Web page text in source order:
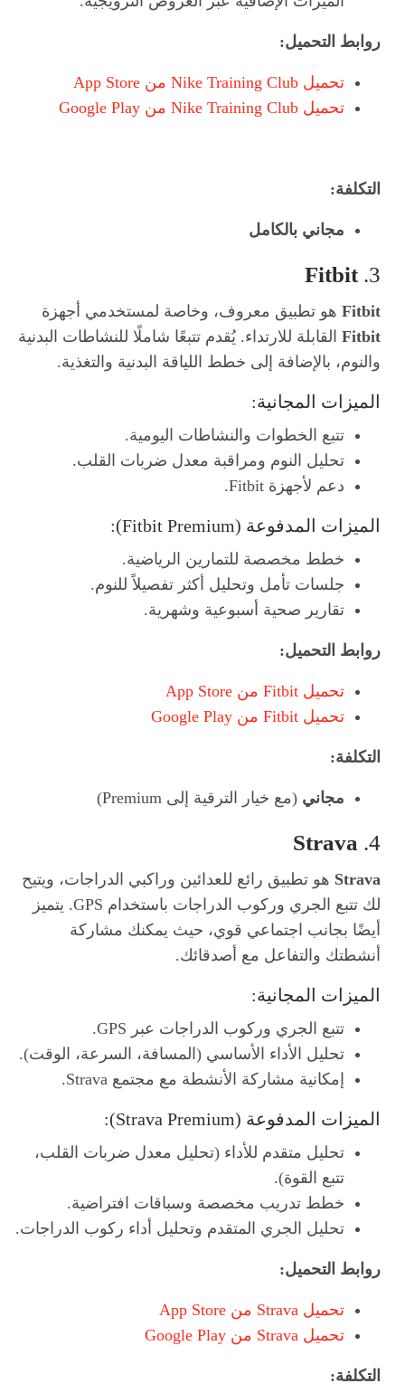
روابط التحميل:
تحميل Nike Training Club من App Store
تحميل Nike Training Club من Google Play
التكلفة:
مجاني بالكامل
3.
Fitbit
Fitbit هو تطبيق معروف، وخاصة لمستخدمي أجهزة
Fitbit القابلة للارتداء. يُقدم تتبعًا شاملًا للنشاطات البدنية
والنوم، بالإضافة إلى خطط اللياقة البدنية والتغذية.
الميزات المجانية:
تتبع الخطوات والنشاطات اليومية.
تحليل النوم ومراقبة معدل ضربات القلب.
دعم لأجهزة Fitbit.
الميزات المدفوعة (Fitbit Premium):
خطط مخصصة للتمارين الرياضية.
جلسات تأمل وتحليل أكثر تفصيلاً للنوم.
تقارير صحية أسبوعية وشهرية.
روابط التحميل:
تحميل Fitbit من App Store
تحميل Fitbit من Google Play
التكلفة:
مجاني (مع خيار الترقية إلى Premium)
4.
Strava
Strava هو تطبيق رائع للعدائين وراكبي الدراجات، ويتيح
لك تتبع الجري وركوب الدراجات باستخدام GPS. يتميز
أيضًا بجانب اجتماعي قوي، حيث يمكنك مشاركة
أنشطتك والتفاعل مع أصدقائك.
الميزات المجانية:
تتبع الجري وركوب الدراجات عبر GPS.
تحليل الأداء الأساسي (المسافة، السرعة، الوقت).
إمكانية مشاركة الأنشطة مع مجتمع Strava.
الميزات المدفوعة (Strava Premium):
تحليل متقدم للأداء (تحليل معدل ضربات القلب،
تتبع القوة).
خطط تدريب مخصصة وسباقات افتراضية.
تحليل الجري المتقدم وتحليل أداء ركوب الدراجات.
روابط التحميل:
تحميل Strava من App Store
تحميل Strava من Google Play
التكلفة: